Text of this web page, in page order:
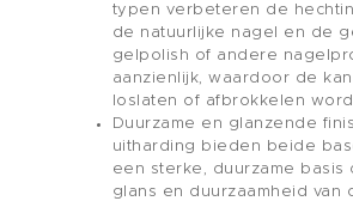
typen verbeteren de
de natuurlijke nagel en de
gelpolish of andere
aanzienlijk, waardoor de
loslaten of afbrokkelen
Duurzame en glanzende
uitharding bieden beide
een sterke, duurzame basis
glans en duurzaamheid van